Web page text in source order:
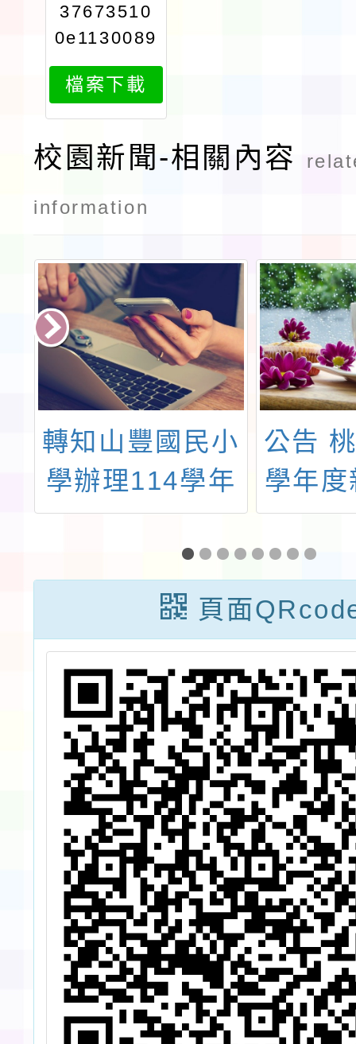
37673510
0e1130089
231attach
1
檔案下載
校園新聞-相關內容
information
轉知山豐國民小
學辦理114學年
度教育優先區親
職教育講座「正
向管教~以孩子
為中心，創造親
子心連結」
公告
學年
藝術
鑑定
年級
器缺
師開
頁面